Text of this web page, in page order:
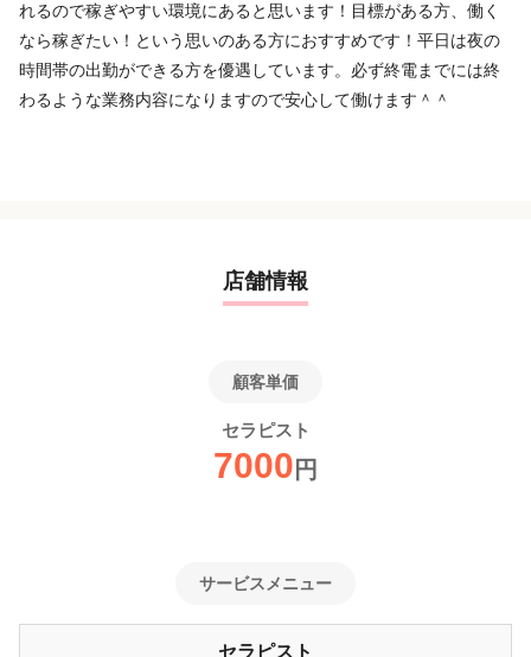
個人サロン オープニング 新卒歓迎 アットホーム 完全歩合
デビューまで2年以内 客単価10,000円以上
れるので稼ぎやすい環境にあると思います！目標がある方、働く
なら稼ぎたい！という思いのある方におすすめです！平日は夜の
時間帯の出勤ができる方を優遇しています。必ず終電までには終
わるような業務内容になりますので安心して働けます＾＾
店舗情報
顧客単価
セラピスト
7000 円
サービスメニュー
セラピスト